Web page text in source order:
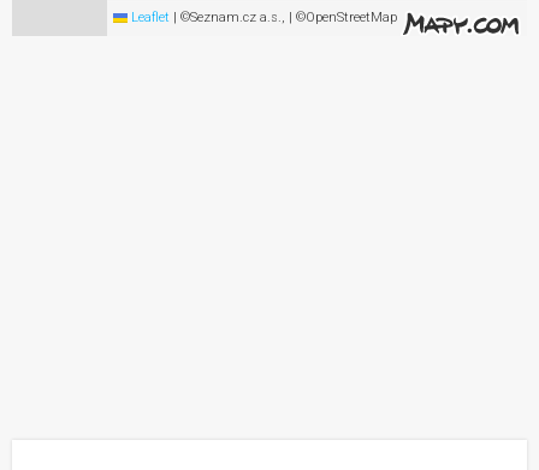
Leaflet | ©Seznam.cz a.s., | ©OpenStreetMap